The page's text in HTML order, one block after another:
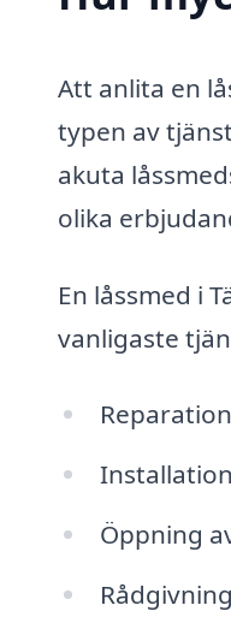
Att anlita en
typen av
akuta
olika
En låssmed i
vanligaste
Öppning